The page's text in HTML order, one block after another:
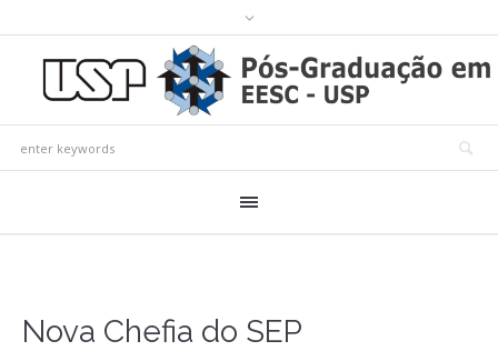
Nova Chefia do SEP